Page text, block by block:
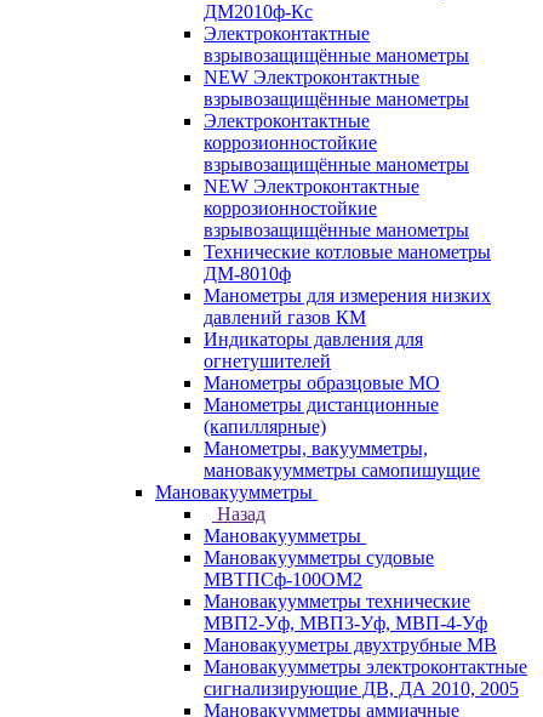
ДМ2010ф-Кс
Электроконтактные
взрывозащищённые манометры
NEW Электроконтактные
взрывозащищённые манометры
Электроконтактные
коррозионностойкие
взрывозащищённые манометры
NEW Электроконтактные
коррозионностойкие
взрывозащищённые манометры
Технические котловые манометры
ДМ-8010ф
Манометры для измерения низких
давлений газов КМ
Индикаторы давления для
огнетушителей
Манометры образцовые МО
Манометры дистанционные
(капиллярные)
Манометры, вакуумметры,
мановакуумметры самопишущие
Мановакуумметры
Назад
Мановакуумметры
Мановакуумметры судовые
МВТПСф-100ОМ2
Мановакуумметры технические
МВП2-Уф, МВП3-Уф, МВП-4-Уф
Мановакууметры двухтрубные МВ
Мановакуумметры электроконтактные
сигнализирующие ДВ, ДА 2010, 2005
Мановакуумметры аммиачные